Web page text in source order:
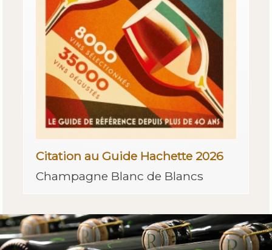
Citation au Guide Hachette 2026
Champagne Blanc de Blancs